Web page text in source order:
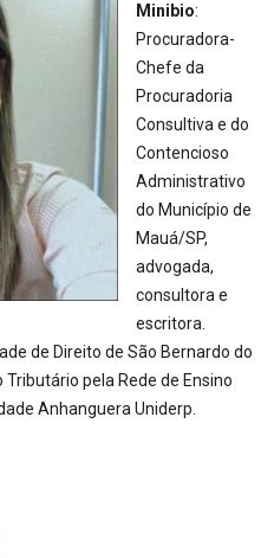
Minibio:
Procuradora-
Chefe da
Procuradoria
Consultiva e do
Contencioso
Administrativo
do Município de
Mauá/SP,
advogada,
consultora e
escritora.
de Direito de São Bernardo do
pela Rede de Ensino
Anhanguera Uniderp.